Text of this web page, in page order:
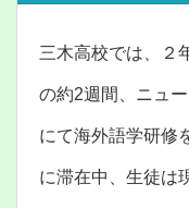
三木高校では、２
の約2週間、ニュ
にて海外語学研修
に滞在中、生徒は